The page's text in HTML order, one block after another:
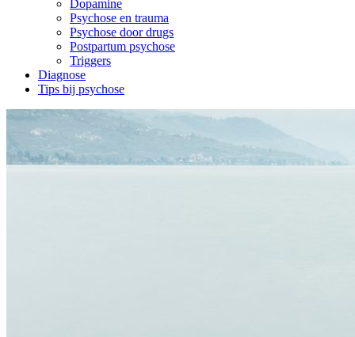
Dopamine
Psychose en trauma
Psychose door drugs
Postpartum psychose
Triggers
Diagnose
Tips bij psychose